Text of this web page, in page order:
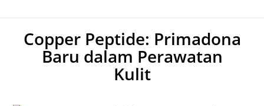
Copper Peptide: Primadona
Baru dalam Perawatan
Kulit